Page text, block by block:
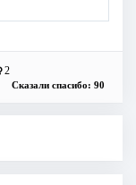
2
Сказали спасибо: 90